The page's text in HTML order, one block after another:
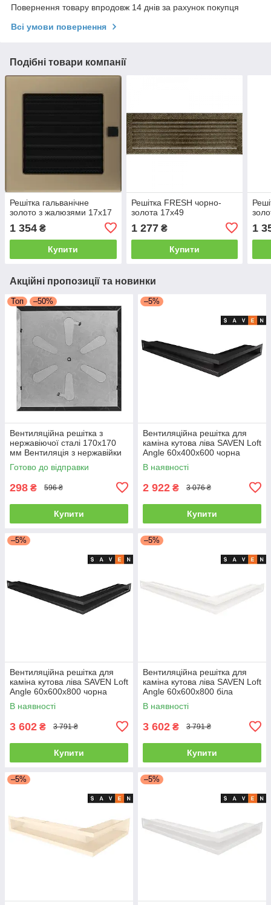
Повернення товару впродовж 14 днів за рахунок покупця
Всі умови повернення
Подібні товари компанії
Решітка гальванічне
золото з жалюзями 17x17
1 354 ₴
Купити
Решітка FRESH чорно-
золота 17x49
1 277₴
Купити
1
Акційні пропозиції та новинки
Топ –50%
Вентиляційна решітка з
нержавіючої сталі 170x170
мм Вентиляція з нержавійки
для печі
Готово до відправки
298 ₴ 596 ₴
Купити
–5%
Вентиляційна решітка для
каміна кутова ліва SAVEN Loft
Angle 60х400х600 чорна
В наявності
2 922 ₴ 3 076 ₴
Купити
–5%
Вентиляційна решітка для
каміна кутова ліва SAVEN Loft
Angle 60х600х800 чорна
В наявності
3 602 ₴ 3 791 ₴
Купити
–5%
Вентиляційна решітка для
каміна кутова ліва SAVEN Loft
Angle 60х600х800 біла
В наявності
3 602 ₴ 3 791 ₴
Купити
–5% –5%